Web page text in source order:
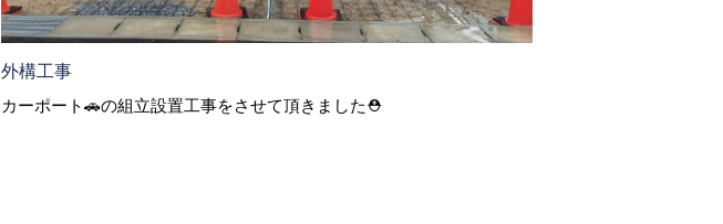
外構工事
カーポート🚗の組立設置工事をさせて頂きました⛑